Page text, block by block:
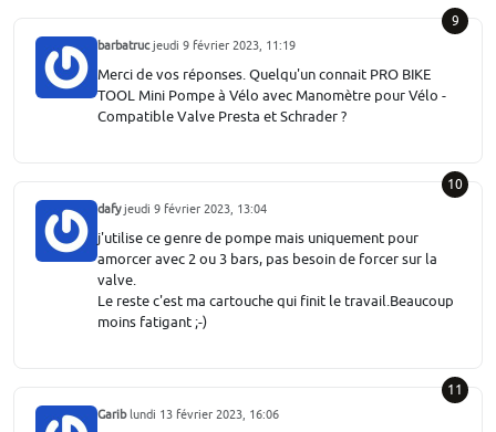
9
barbatrucjeudi 9 février 2023, 11:19
Merci de vos réponses. Quelqu'un connait PRO BIKE
TOOL Mini Pompe à Vélo avec Manomètre pour Vélo -
Compatible Valve Presta et Schrader ?
10
dafyjeudi 9 février 2023, 13:04
j'utilise ce genre de pompe mais uniquement pour
amorcer avec 2 ou 3 bars, pas besoin de forcer sur la
valve.
Le reste c'est ma cartouche qui finit le travail.Beaucoup
moins fatigant ;-)
11
Gariblundi 13 février 2023, 16:06